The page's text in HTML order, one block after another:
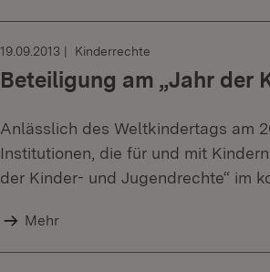
19.09.2013 Kinderrechte
Beteiligung am „Jahr der
Anlässlich des Weltkindertags am
Institutionen, die für und mit
der Kinder- und Jugendrechte“ im
Mehr